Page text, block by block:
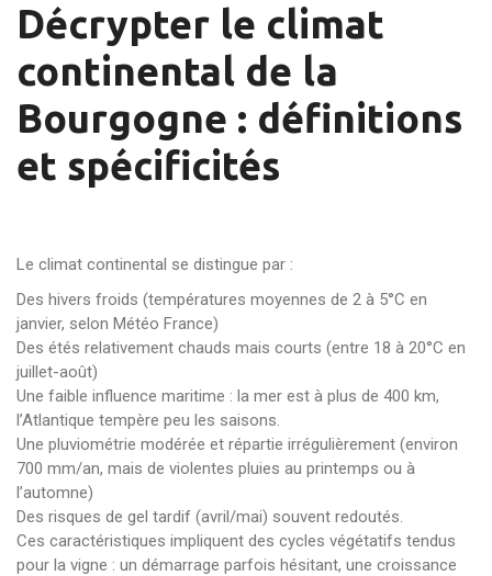
Décrypter le climat
continental de la
Bourgogne : définitions
et spécificités
Le climat continental se distingue par :
Des hivers froids (températures moyennes de 2 à 5°C en
janvier, selon Météo France)
Des étés relativement chauds mais courts (entre 18 à 20°C en
juillet-août)
Une faible influence maritime : la mer est à plus de 400 km,
l’Atlantique tempère peu les saisons.
Une pluviométrie modérée et répartie irrégulièrement (environ
700 mm/an, mais de violentes pluies au printemps ou à
l’automne)
Des risques de gel tardif (avril/mai) souvent redoutés.
Ces caractéristiques impliquent des cycles végétatifs tendus
pour la vigne : un démarrage parfois hésitant, une croissance